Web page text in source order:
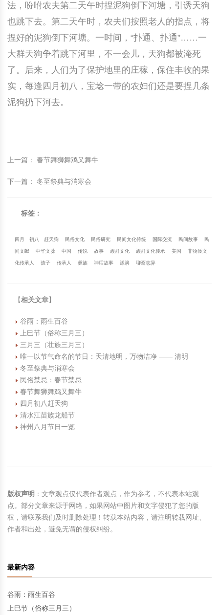
提线木偶
提线木偶
法，吩咐农夫第二天午时捏泥狗倒下河塘，引诱天狗
也跳下去。第二天午时，农夫们按照老人的指点，将
捏好的泥狗倒下河塘。一时间，“扑通、扑通”……一
大群天狗争着跳下河里，不一会儿，天狗都被淹死
了。后来，人们为了保护地里的庄稼，保住丰收的果
实，每逢四月初八，宝埝一带的农妇们还是要捏几条
泥狗扔下河去。
上一篇 ： 春节舞狮舞鸡又舞牛
下一篇 ： 冬至祭典与消寒会
标签：
四月 初八 赶天狗 民俗文化 民俗研究 民间文化传统 国际交流 民间故事 民
间文献 中华文脉 中国 传说 故事 族群文化 族群文化传承 美国 非物质文
化传承人 孩子 传承人 彝族 神话故事 漾濞 聊斋志异
【相关文章】
谷雨：雨生百谷
上巳节（俗称三月三）
三月三（壮族三月三）
唯一以节气命名的节日：天清地明，万物洁净 —— 清明
冬至祭典与消寒会
民俗禁忌：春节禁忌
春节舞狮舞鸡又舞牛
四月初八赶天狗
清水江苗族龙船节
神州八月节日一览
版权声明 ：文章观点仅代表作者观点，作为参考，不代表本站观
点。部分文章来源于网络，如果网站中图片和文字侵犯了您的版
权，请联系我们及时删除处理！转载本站内容，请注明转载网址、
作者和出处，避免无谓的侵权纠纷。
最新内容
谷雨：雨生百谷
上巳节（俗称三月三）